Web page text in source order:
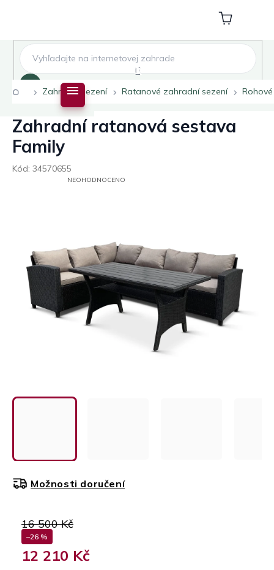
Nákupní
košík
DomůZahradní sezení Ratanové zahradní sezení Rohové
Zahradní ratanová sestava
Family
Kód: 34570655
PRŮMĚRNÉ
HVĚZDIČEK.
NEOHODNOCENO
16 500 Kč
–26 %
12 210 Kč
Možnosti doručení